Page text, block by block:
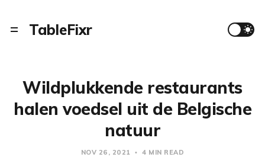
TableFixr
Wildplukkende restaurants
halen voedsel uit de Belgische
natuur
NOV 26, 2021 4 MIN READ